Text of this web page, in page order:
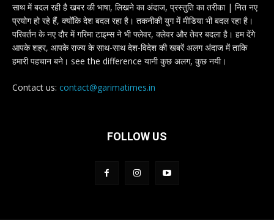
साथ में बदल रही है खबर की भाषा, लिखने का अंदाज, प्रस्तुति का तरीका | नित नए
प्रयोग हो रहे हैं, क्योंकि देश बदल रहा है। तकनीकी युग में मीडिया भी बदल रहा है।
परिवर्तन के नए दौर में गरिमा टाइम्स ने भी फ्लेवर, क्लेवर और तेवर बदला है। हम देंगे
आपके शहर, आपके राज्य के साथ-साथ देश-विदेश की खबरें अलग अंदाज में ताकि
हमारी पहचान बने। see the difference यानी कुछ अलग, कुछ नयी।
Contact us: contact@garimatimes.in
FOLLOW US